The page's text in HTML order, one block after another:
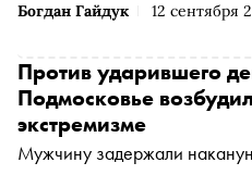
Богдан Гайдук 12 сентября
Против ударившего
Подмосковье
экстремизме
Мужчину задержали